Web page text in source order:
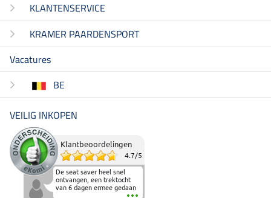
KLANTENSERVICE
KRAMER PAARDENSPORT
Vacatures
BE
VEILIG INKOPEN
Klantbeoordelingen
4.7/5
De seat saver heel snel
ontvangen, een trektocht
van 6 dagen ermee gedaan
en deze heeft de beproeving